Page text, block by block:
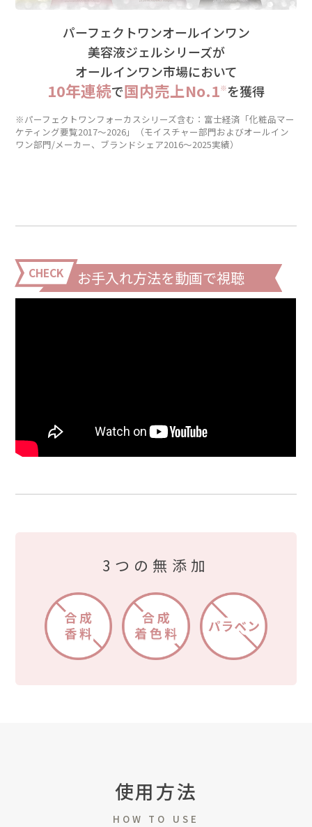
パーフェクトワンオールインワン
美容液ジェルシリーズが
オールインワン市場において
10年連続で国内売上No.1※を獲得
※パーフェクトワンフォーカスシリーズ含む：富士経済「化粧品マー
ケティング要覧2017～2026」（モイスチャー部門およびオールイン
ワン部門/メーカー、ブランドシェア2016～2025実績）
CHECK お手入れ方法を動画で視聴
3つの無添加
使用方法
HOW TO USE